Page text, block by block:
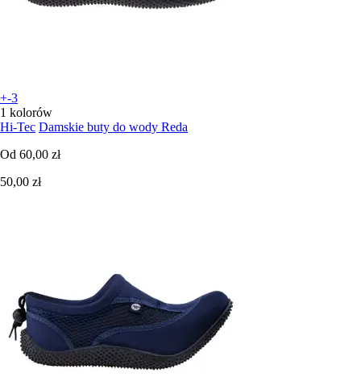
+-3
1 kolorów
Hi-Tec Damskie buty do wody Reda
Od 60,00 zł
50,00 zł